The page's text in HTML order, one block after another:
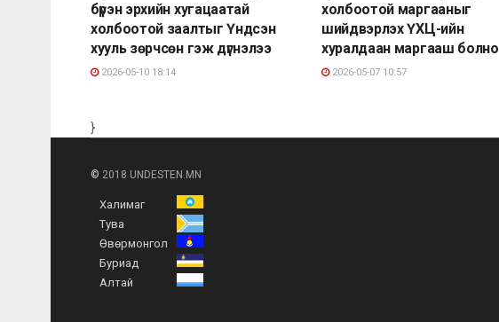
бүрэн эрхийн хугацаатай
холбоотой заалтыг Үндсэн
хууль зөрчсөн гэж дүгнэлээ
2026-05-10 18:14
холбоотой маргааныг
шийдвэрлэх ҮХЦ-ийн
хуралдаан маргааш болно
2026-05-07 10:57
}
© 2018 UNDESTEN.MN
Халимаг
Тува
Өвөрмонгол
Буриад
Алтай